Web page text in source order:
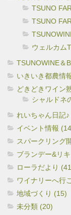
TSUNO
TSUNO
ウェルカム
TSUNOWINE＆
いきいき都農情
どきどきワイン
シャルドネ
れいちゃん日記
イベント情報
スパークリング
ブランデー&リ
ローラだより
ワイナリーへ行
地域づくり (15)
未分類 (20)